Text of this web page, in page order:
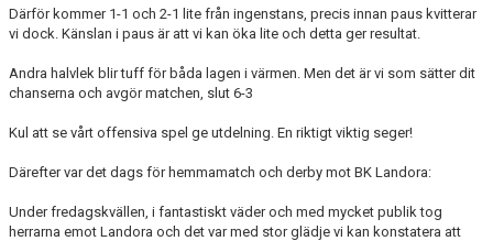
Därför kommer 1-1 och 2-1 lite från ingenstans, precis innan paus kvitterar
vi dock. Känslan i paus är att vi kan öka lite och detta ger resultat.
Andra halvlek blir tuff för båda lagen i värmen. Men det är vi som sätter dit
chanserna och avgör matchen, slut 6-3
Kul att se vårt offensiva spel ge utdelning. En riktigt viktig seger!
Därefter var det dags för hemmamatch och derby mot BK Landora:
Under fredagskvällen, i fantastiskt väder och med mycket publik tog
herrarna emot Landora och det var med stor glädje vi kan konstatera att